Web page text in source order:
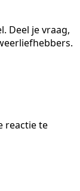
Deel je vraag,
reactie te